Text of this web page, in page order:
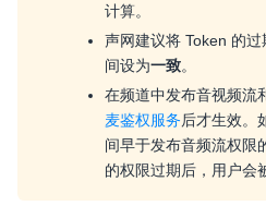
计算。
声网建议将 Token 的
间设为一致。
在频道中发布音视频流
麦鉴权服务后才生效。
间早于发布音频流权限
的权限过期后，用户会